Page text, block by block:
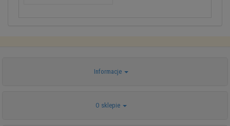
Informacje
O sklepie